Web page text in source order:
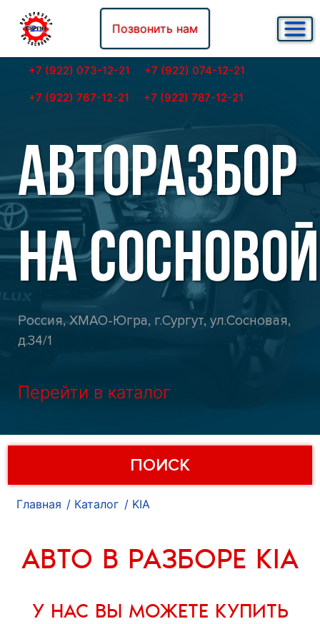
Позвонить нам
+7 (922) 073-12-21
+7 (922) 074-12-21
+7 (922) 767-12-21
+7 (922) 787-12-21
АВТОРАЗБОР
НА СОСНОВОЙ
Россия, ХМАО-Югра, г.Сургут, ул.Сосновая,
д.34/1
Перейти в каталог
ПОИСК
Главная Каталог KIA
АВТО В РАЗБОРЕ KIA
У НАС ВЫ МОЖЕТЕ КУПИТЬ